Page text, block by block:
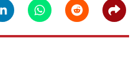
Linkedin WhatsappReddit